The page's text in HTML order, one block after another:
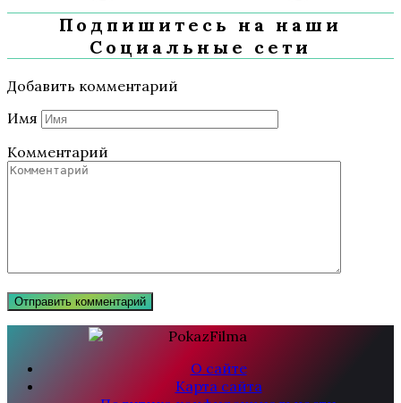
Подпишитесь на наши
Социальные сети
Добавить комментарий
Имя
Комментарий
О сайте
Карта сайта